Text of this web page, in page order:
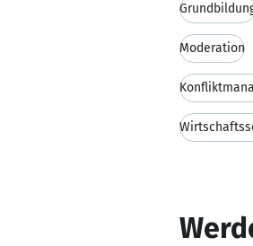
Moderation